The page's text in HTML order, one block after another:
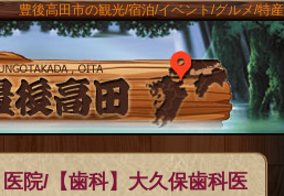
豊後高田市の観光/宿泊/イベント/グルメ/特産
The豊後
院/【歯科】大久保歯科医